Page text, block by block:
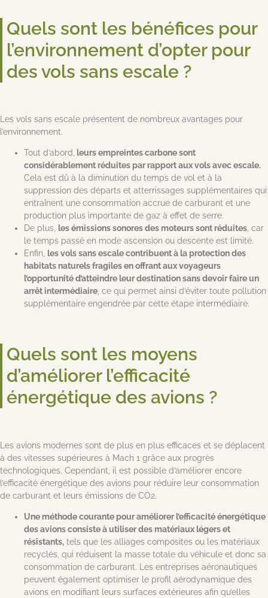
Quels sont les bénéfices pour
l’environnement d’opter pour
des vols sans escale ?
Les vols sans escale présentent de nombreux avantages pour
l’environnement.
Tout d’abord, leurs empreintes carbone sont
considérablement réduites par rapport aux vols avec escale.
Cela est dû à la diminution du temps de vol et à la
suppression des départs et atterrissages supplémentaires qui
entraînent une consommation accrue de carburant et une
production plus importante de gaz à effet de serre.
De plus, les émissions sonores des moteurs sont réduites, car
le temps passé en mode ascension ou descente est limité.
Enfin, les vols sans escale contribuent à la protection des
habitats naturels fragiles en offrant aux voyageurs
l’opportunité d’atteindre leur destination sans devoir faire un
arrêt intermédiaire, ce qui permet ainsi d’éviter toute pollution
supplémentaire engendrée par cette étape intermédiaire.
Quels sont les moyens
d’améliorer l’efficacité
énergétique des avions ?
Les avions modernes sont de plus en plus efficaces et se déplacent
à des vitesses supérieures à Mach 1 grâce aux progrès
technologiques. Cependant, il est possible d’améliorer encore
l’efficacité énergétique des avions pour réduire leur consommation
de carburant et leurs émissions de CO2.
Une méthode courante pour améliorer l’efficacité énergétique
des avions consiste à utiliser des matériaux légers et
résistants, tels que les alliages composites ou les matériaux
recyclés, qui réduisent la masse totale du véhicule et donc sa
consommation de carburant. Les entreprises aéronautiques
peuvent également optimiser le profil aérodynamique des
avions en modifiant leurs surfaces extérieures afin qu’elles